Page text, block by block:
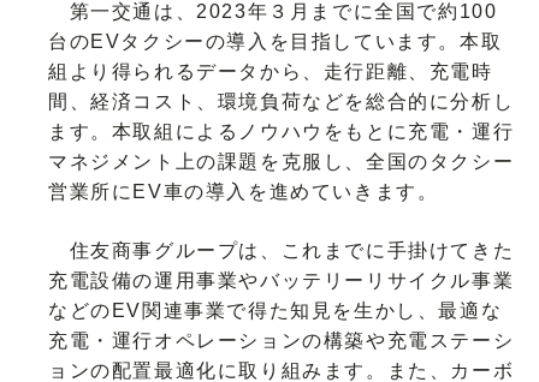
第一交通は、2023年３月までに全国で約100
台のEVタクシーの導入を目指しています。本取
組より得られるデータから、走行距離、充電時
間、経済コスト、環境負荷などを総合的に分析し
ます。本取組によるノウハウをもとに充電・運行
マネジメント上の課題を克服し、全国のタクシー
営業所にEV車の導入を進めていきます。
住友商事グループは、これまでに手掛けてきた
充電設備の運用事業やバッテリーリサイクル事業
などのEV関連事業で得た知見を生かし、最適な
充電・運行オペレーションの構築や充電ステーシ
ョンの配置最適化に取り組みます。また、カーボ